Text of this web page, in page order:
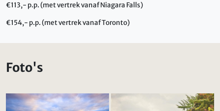
€113,- p.p. (met vertrek vanaf Niagara Falls)
€154,- p.p. (met vertrek vanaf Toronto)
Foto's